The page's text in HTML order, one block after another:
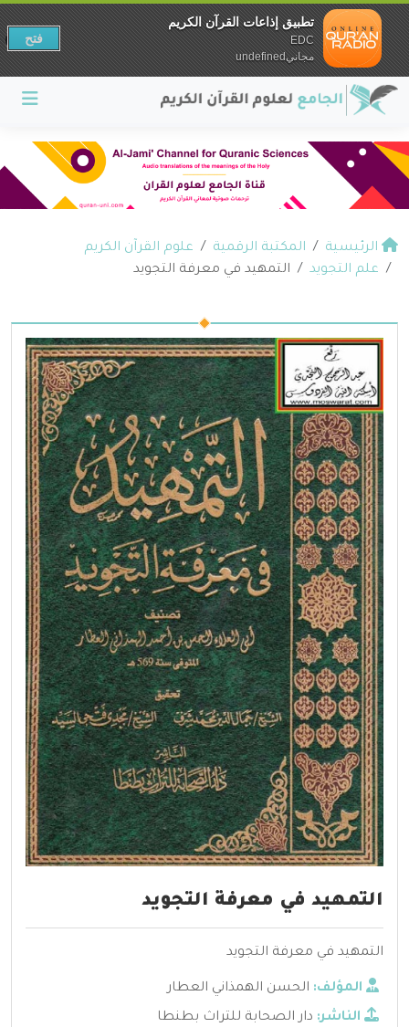
الرئيسية المكتبة الرقمية
علوم القرآن الكريم
علم التجويد
التمهيد في معرفة التجويد
التمهيد في معرفة التجويد
التمهيد في معرفة التجويد
المؤلف: الحسن الهمذاني العطار
الناشر: دار الصحابة للتراث بطنطا
تطبيق إذاعات القرآن الكريم
EDC
مجانيundefined
فتح